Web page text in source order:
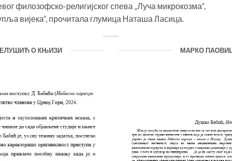
филозофско-религијског спева „Луча микрокозма“,
вијека“, прочитала глумица Наташа Ласица.
О КЊИЗИ МАРКО